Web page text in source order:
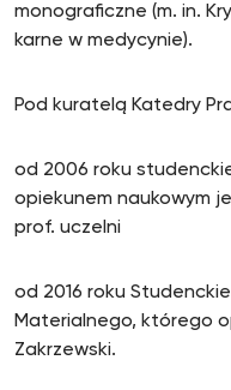
monograficzne (m. in.
karne w medycynie).
Pod kuratelą Katedry
od 2006 roku
opiekunem naukowym
prof. uczelni
od 2016 roku
Materialnego, którego
Zakrzewski.